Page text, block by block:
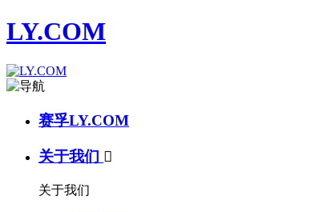
LY.COM
赛孚LY.COM
关于我们 
关于我们